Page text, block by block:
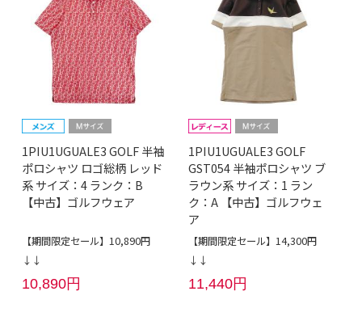
1PIU1UGUALE3 GOLF 半袖
ポロシャツ ロゴ総柄 レッド
系 サイズ：4 ランク：B
【中古】ゴルフウェア
【期間限定セール】10,890円
↓↓
10,890円
1PIU1UGUALE3 GOLF
GST054 半袖ポロシャツ ブ
ラウン系 サイズ：1 ラン
ク：A 【中古】ゴルフウェ
ア
【期間限定セール】14,300円
↓↓
11,440円